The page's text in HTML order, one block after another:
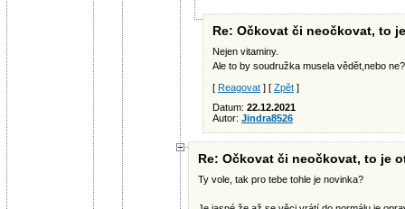
Re: Očkovat či neočkovat, to
Nejen vitaminy.
Ale to by soudružka musela vědět,nebo ne?
[ Reagovat ] [ Zpět ]
Datum: 22.12.2021
Autor: Jindra8526
Re: Očkovat či neočkovat, to je
Ty vole, tak pro tebe tohle je novinka?